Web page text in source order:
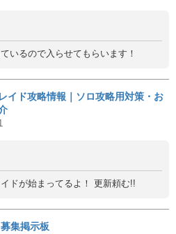
いるので入らせてもらいます！
イド攻略情報｜ソロ攻略用対策・お
ドが始まってるよ！ 更新頼む!!
集掲示板